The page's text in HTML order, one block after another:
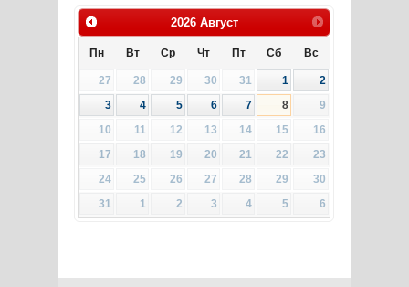
2026 Август
Пн Вт Ср Чт Пт Сб Вс
27 28 29 30 31 1
2
3
4 5 6 7 8
9
10
11 12 13 14 15
16
17
18 19 20 21 22
23
24
25 26 27 28 29
30
31
1 2 3 4 5 6